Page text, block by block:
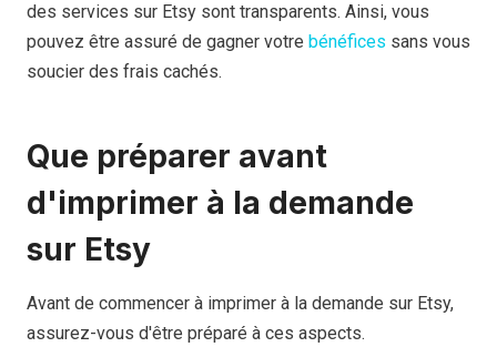
des services sur Etsy sont transparents. Ainsi, vous
pouvez être assuré de gagner votre bénéfices sans vous
soucier des frais cachés.
Que préparer avant
d'imprimer à la demande
sur Etsy
Avant de commencer à imprimer à la demande sur Etsy,
assurez-vous d'être préparé à ces aspects.